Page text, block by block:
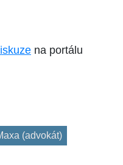
na portálu
(advokát)